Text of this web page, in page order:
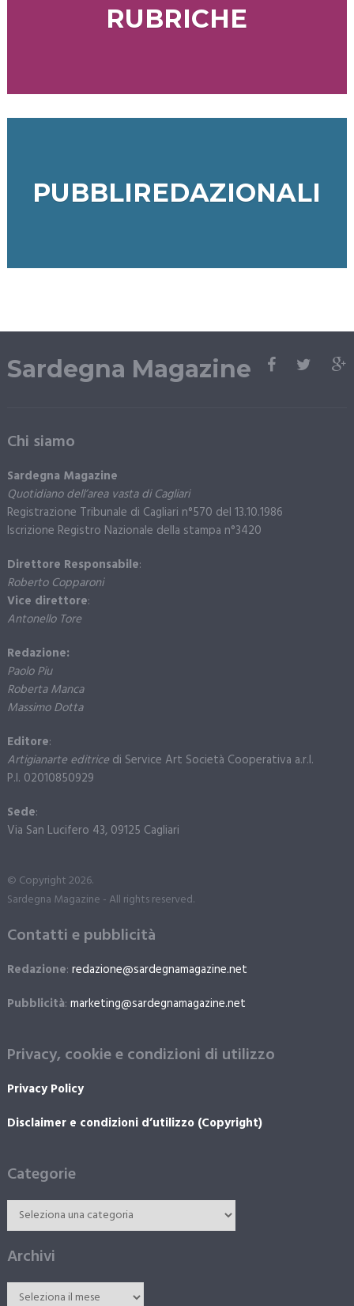
RUBRICHE
PUBBLIREDAZIONALI
Sardegna Magazine
Chi siamo
Sardegna Magazine
Quotidiano dell’area vasta di Cagliari
Registrazione Tribunale di Cagliari n°570 del 13.10.1986
Iscrizione Registro Nazionale della stampa n°3420
Direttore Responsabile:
Roberto Copparoni
Vice direttore:
Antonello Tore
Redazione:
Paolo Piu
Roberta Manca
Massimo Dotta
Editore:
Artigianarte editricedi Service Art Società Cooperativa a.r.l.
P.I. 02010850929
Sede:
Via San Lucifero 43, 09125 Cagliari
© Copyright 2026.
Sardegna Magazine - All rights reserved.
Contatti e pubblicità
Redazione: redazione@sardegnamagazine.net
Pubblicità: marketing@sardegnamagazine.net
Privacy, cookie e condizioni di utilizzo
Privacy Policy
Disclaimer e condizioni d’utilizzo (Copyright)
Categorie
Archivi